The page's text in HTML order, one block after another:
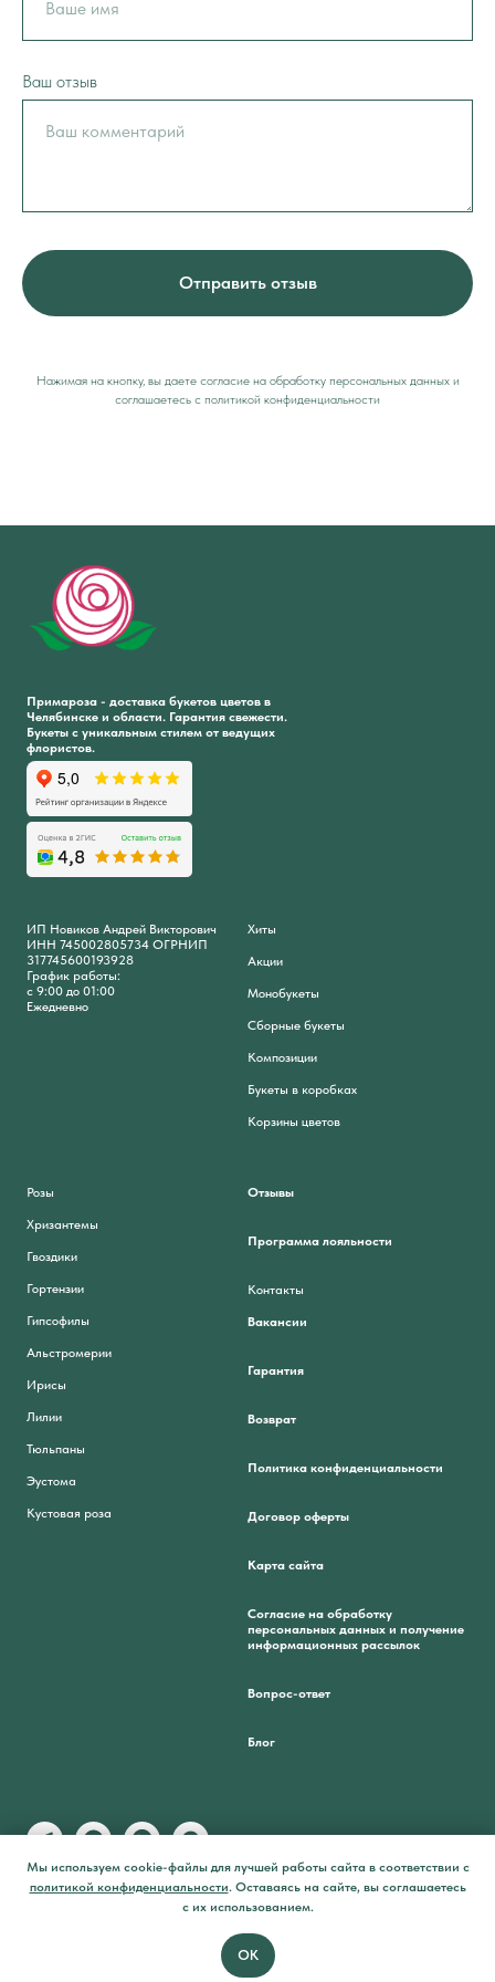
Мы используем cookie-файлы для лучшей работы сайта в соответствии с
политикой конфиденциальности.Оставаясь на сайте, вы соглашаетесь
с их использованием.
ОК
Out of stock подели1/4 сейчас,
Ваш отзыв
Отправить отзыв
Нажимая на кнопку, вы даете согласие на обработку персональных данных и
соглашаетесь c политикой конфиденциальности
Примароза - доставка букетов цветов в
Челябинске и области. Гарантия свежести.
Букеты с уникальным стилем от ведущих
флористов.
ИП Новиков Андрей Викторович
ИНН 745002805734 ОГРНИП
317745600193928
График работы:
с 9:00 до 01:00
Ежедневно
Хиты
Акции
Монобукеты
Сборные букеты
Композиции
Букеты в коробках
Корзины цветов
Розы
Хризантемы
Гвоздики
Гортензии
Гипсофилы
Альстромерии
Ирисы
Лилии
Тюльпаны
Эустома
Кустовая роза
Отзывы
Программа лояльности
Контакты
Вакансии
Гарантия
Возврат
Политика конфиденциальности
Договор оферты
Карта сайта
Согласие на обработку
персональных данных и получение
информационных рассылок
Вопрос-ответ
Блог
Главная